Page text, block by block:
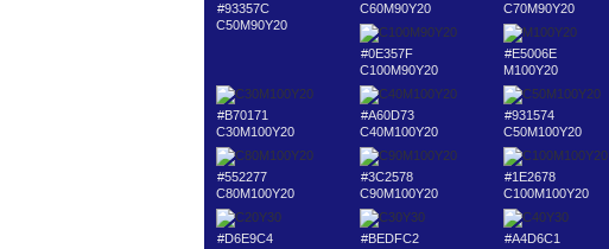
#93357C
C50M90Y20
C60M90Y20
C70M90Y20
#0E357F
C100M90Y20
#E5006E
M100Y20
#B70171
C30M100Y20
#A60D73
C40M100Y20
#931574
C50M100Y20
#552277
C80M100Y20
#3C2578
C90M100Y20
#1E2678
C100M100Y20
#D6E9C4
#BEDFC2
#A4D6C1